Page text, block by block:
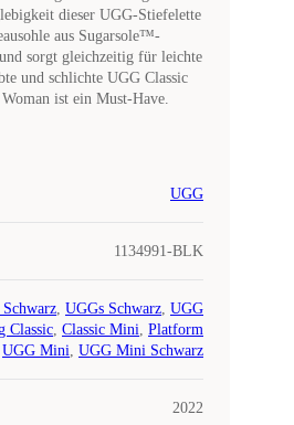
dieser UGG-Stiefelette
aus Sugarsole™-
sorgt gleichzeitig für leichte
und schlichte UGG Classic
ist ein Must-Have.
UGG
1134991-BLK
, UGGs Schwarz, UGG
Classic, Classic Mini, Platform
UGG Mini, UGG Mini Schwarz
2022